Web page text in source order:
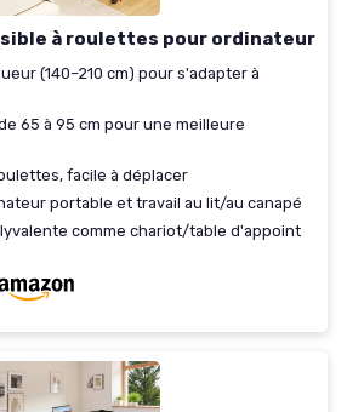
à roulettes pour ordinateur
(140–210 cm) pour s'adapter à
65 à 95 cm pour une meilleure
facile à déplacer
portable et travail au lit/au canapé
comme chariot/table d'appoint